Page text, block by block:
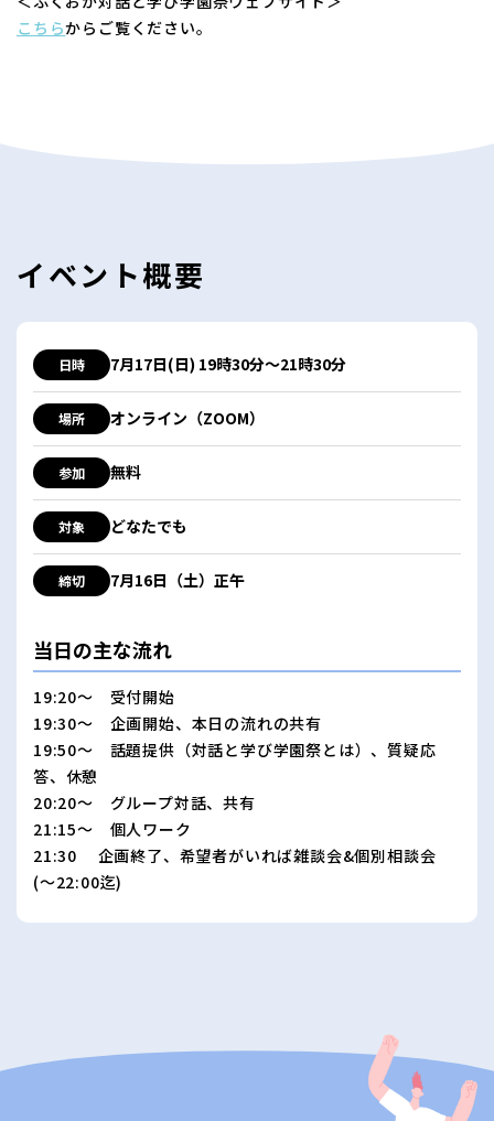
こちらからご覧ください。
イベント概要
日時 7月17日(日) 19時30分〜21時30分
場所 オンライン（ZOOM）
参加 無料
対象 どなたでも
締切 7月16日（土）正午
当日の主な流れ
19:20〜 受付開始
19:30〜 企画開始、本日の流れの共有
19:50〜 話題提供（対話と学び学園祭とは）、質疑応
答、休憩
20:20〜 グループ対話、共有
21:15〜 個人ワーク
21:30 企画終了、希望者がいれば雑談会&個別相談会
(〜22:00迄)